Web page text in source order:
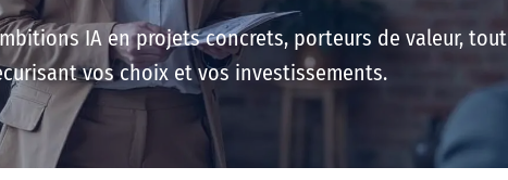
IA en projets concrets, porteurs de valeur, tout
vos choix et vos investissements.